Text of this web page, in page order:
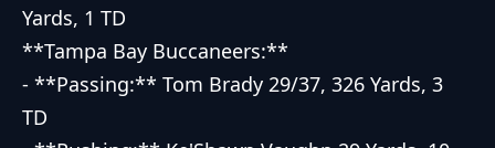
Yards, 1 TD
**Tampa Bay Buccaneers:**
- **Passing:** Tom Brady 29/37, 326 Yards, 3
TD